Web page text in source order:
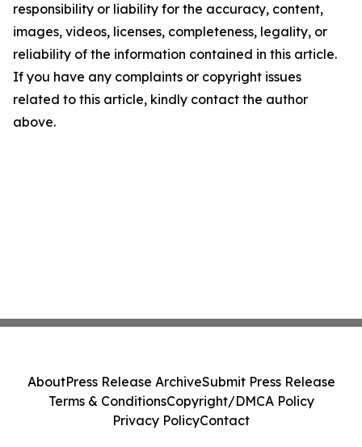
responsibility or liability for the accuracy, content,
images, videos, licenses, completeness, legality, or
reliability of the information contained in this article.
If you have any complaints or copyright issues
related to this article, kindly contact the author
above.
AboutPress Release ArchiveSubmit Press Release
Terms & ConditionsCopyright/DMCA Policy
Privacy PolicyContact